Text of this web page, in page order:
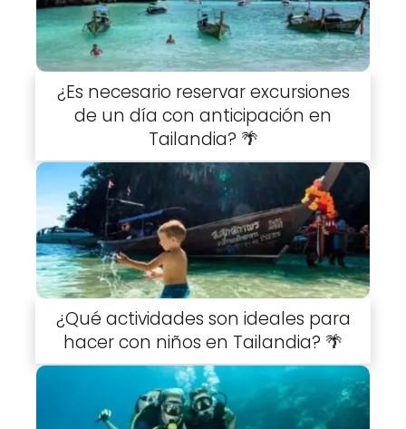
¿Es necesario reservar excursiones
de un día con anticipación en
Tailandia? 🌴
¿Qué actividades son ideales para
hacer con niños en Tailandia? 🌴